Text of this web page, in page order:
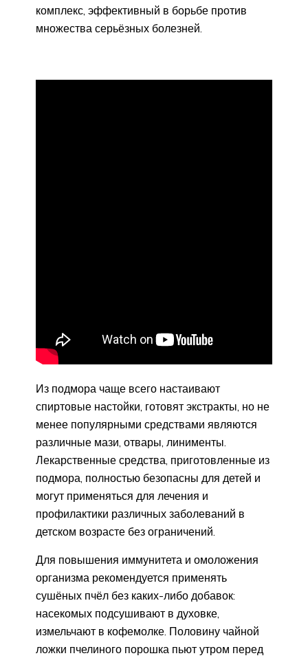
комплекс, эффективный в борьбе против
множества серьёзных болезней.
Из подмора чаще всего настаивают
спиртовые настойки, готовят экстракты, но не
менее популярными средствами являются
различные мази, отвары, линименты.
Лекарственные средства, приготовленные из
подмора, полностью безопасны для детей и
могут применяться для лечения и
профилактики различных заболеваний в
детском возрасте без ограничений.
Для повышения иммунитета и омоложения
организма рекомендуется применять
сушёных пчёл без каких-либо добавок:
насекомых подсушивают в духовке,
измельчают в кофемолке. Половину чайной
ложки пчелиного порошка пьют утром перед